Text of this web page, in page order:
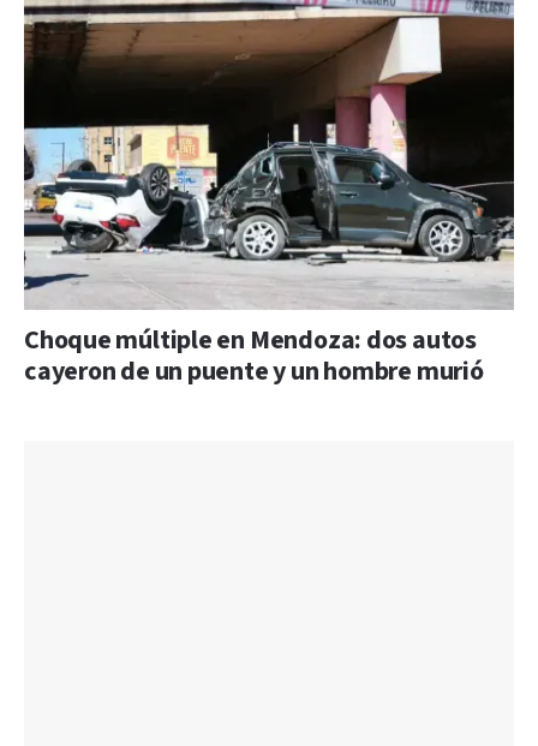
Choque múltiple en Mendoza: dos autos
cayeron de un puente y un hombre murió